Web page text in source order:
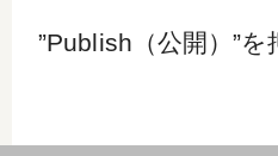
”Publish（公開）”